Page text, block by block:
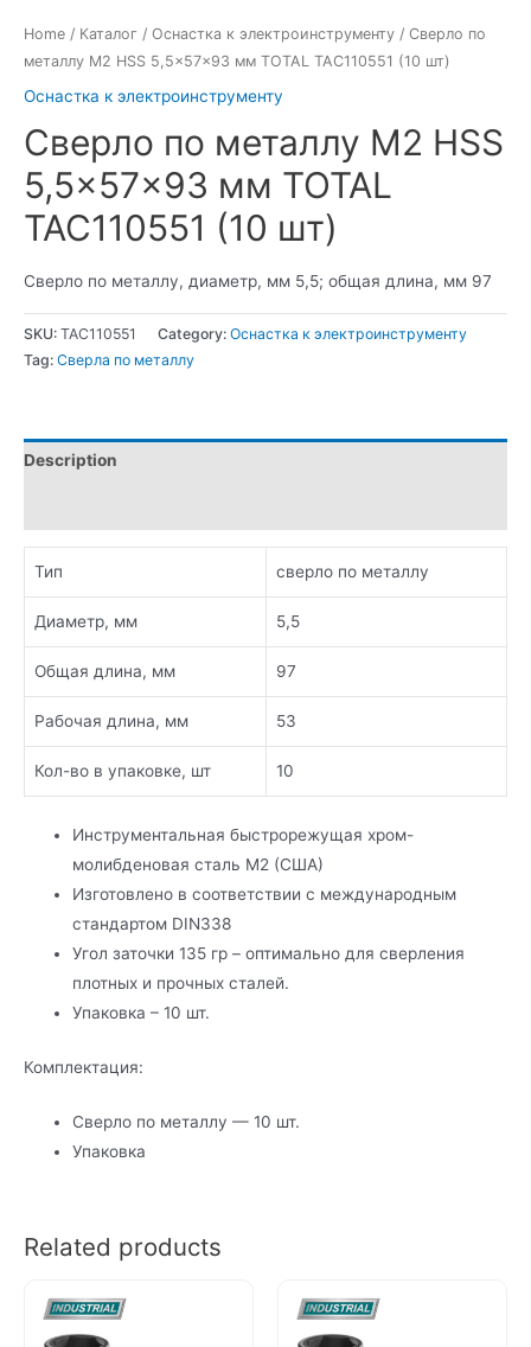
Home / Каталог / Оснастка к электроинструменту / Сверло по
металлу M2 HSS 5,5x57x93 мм TOTAL TAC110551 (10 шт)
Оснастка к электроинструменту
Сверло по металлу M2 HSS
5,5x57x93 мм TOTAL
TAC110551 (10 шт)
Сверло по металлу, диаметр, мм 5,5; общая длина, мм 97
SKU: TAC110551 Category: Оснастка к электроинструменту
Tag: Сверла по металлу
Description
Тип сверло по металлу
Диаметр, мм 5,5
Общая длина, мм 97
Рабочая длина, мм 53
Кол-во в упаковке, шт 10
Инструментальная быстрорежущая хром-
молибденовая сталь М2 (США)
Изготовлено в соответствии с международным
стандартом DIN338
Угол заточки 135 гр – оптимально для сверления
плотных и прочных сталей.
Упаковка – 10 шт.
Комплектация:
Сверло по металлу — 10 шт.
Упаковка
Related products